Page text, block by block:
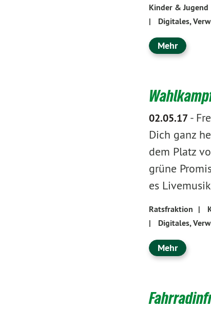
Kinder & Jugend
|
Digitales,
Mehr
02.05.17-
Dich ganz
dem Platz
grüne
es
Ratsfraktion |
|
Digitales,
Mehr